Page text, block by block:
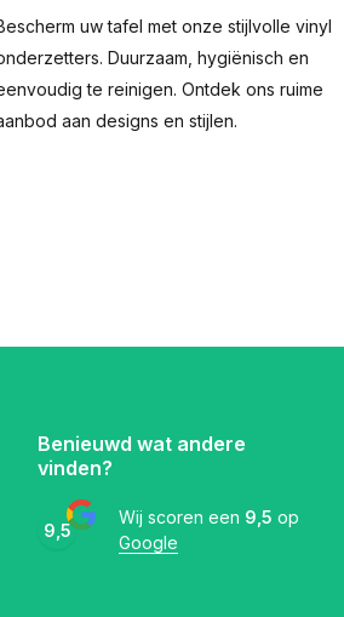
uw tafel met onze stijlvolle vinyl
Duurzaam, hygiënisch en
te reinigen. Ontdek ons ruime
aan designs en stijlen.
Benieuwd wat andere
vinden?
9,5
Wij scoren een 9,5 op
Google